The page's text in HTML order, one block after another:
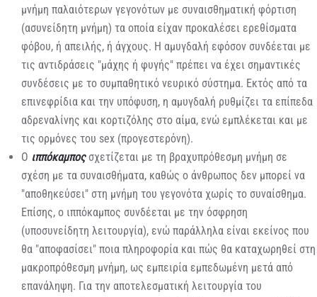
μνήμη παλαιότερων γεγονότων με συναισθηματική φόρτιση
(ασυνείδητη μνήμη) τα οποία είχαν προκαλέσει ερεθίσματα
φόβου, ή απειλής, ή άγχους. Η αμυγδαλή εφόσον συνδέεται με
τις αντιδράσεις "μάχης ή φυγής" πρέπει να έχει σημαντικές
συνδέσεις με το συμπαθητικό νευρικό σύστημα. Εκτός από τα
επινεφρίδια και την υπόφυση, η αμυγδαλή ρυθμίζει τα επίπεδα
αδρεναλίνης και κορτιζόλης στο αίμα, ενώ εμπλέκεται και με
τις ορμόνες του sex (προγεστερόνη).
Ο ιππόκαμποςσχετίζεται με τη βραχυπρόθεσμη μνήμη σε
σχέση με τα συναισθήματα, καθώς ο άνθρωπος δεν μπορεί να
"αποθηκεύσει" στη μνήμη του γεγονότα χωρίς το συναίσθημα.
Επίσης, ο ιππόκαμπος συνδέεται με την όσφρηση
(υποσυνείδητη λειτουργία), ενώ παράλληλα είναι εκείνος που
θα "αποφασίσει" ποια πληροφορία και πώς θα καταχωρηθεί στη
μακροπρόθεσμη μνήμη, ως εμπειρία εμπεδωμένη μετά από
επανάληψη. Για την αποτελεσματική λειτουργία του